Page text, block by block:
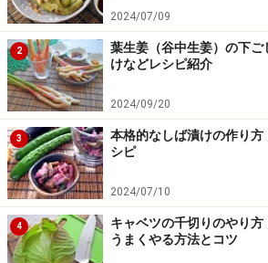
2024/07/09
2
葉生姜（谷中生姜）の下
けなどレシピ紹介
2024/09/20
3
本格的なしば漬けの作り
シピ
2024/07/10
4
キャベツの千切りのやり
うまくやる方法とコツ